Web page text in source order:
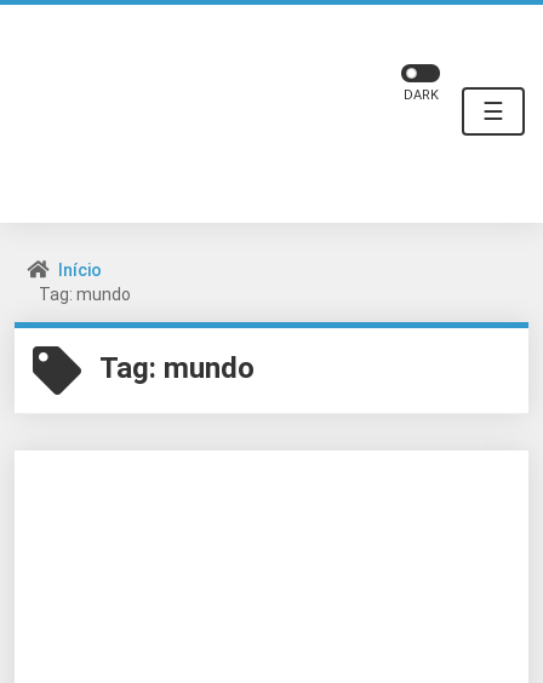
☰
DARK
Início
Tag: mundo
Tag: mundo